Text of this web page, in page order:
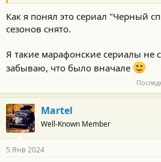
Как я понял это сериал "Черный
сезонов снято.
Я такие марафонские сериалы не
забываю, что было вначале
Martel
Well-Known Member
5 Янв 2024